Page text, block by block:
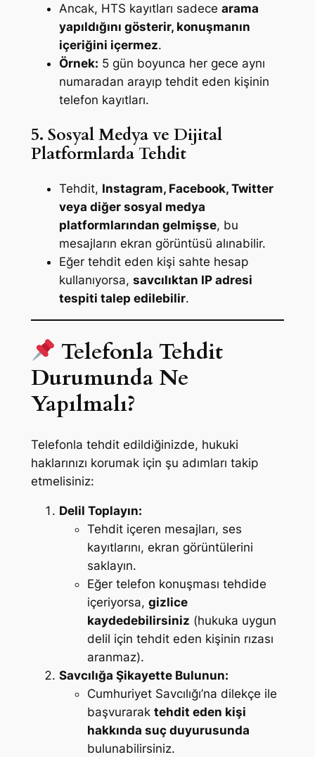
Ancak, HTS kayıtları sadece arama
yapıldığını gösterir, konuşmanın
içeriğini içermez.
Örnek: 5 gün boyunca her gece aynı
numaradan arayıp tehdit eden kişinin
telefon kayıtları.
5. Sosyal Medya ve Dijital
Platformlarda Tehdit
Tehdit, Instagram, Facebook, Twitter
veya diğer sosyal medya
platformlarından gelmişse, bu
mesajların ekran görüntüsü alınabilir.
Eğer tehdit eden kişi sahte hesap
kullanıyorsa, savcılıktan IP adresi
tespiti talep edilebilir.
Telefonla Tehdit
Durumunda Ne
Yapılmalı?
Telefonla tehdit edildiğinizde, hukuki
haklarınızı korumak için şu adımları takip
etmelisiniz:
Delil Toplayın:
Tehdit içeren mesajları, ses
kayıtlarını, ekran görüntülerini
saklayın.
Eğer telefon konuşması tehdide
içeriyorsa, gizlice
kaydedebilirsiniz (hukuka uygun
delil için tehdit eden kişinin rızası
aranmaz).
Savcılığa Şikayette Bulunun:
Cumhuriyet Savcılığı’na dilekçe ile
başvurarak tehdit eden kişi
hakkında suç duyurusunda
bulunabilirsiniz.